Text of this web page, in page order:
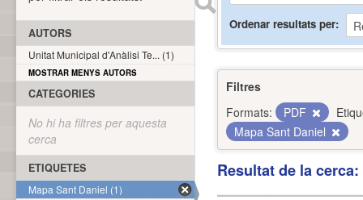
Ordenar resultats per
Filtres
Formats:
PDF
Mapa Sant Daniel
Resultat de la
AUTORS
Unitat Municipal d'Anàlisi Te... (1)
MOSTRAR MENYS AUTORS
CATEGORIES
No hi ha filtres per aquesta
cerca
ETIQUETES
Mapa Sant Daniel (1)